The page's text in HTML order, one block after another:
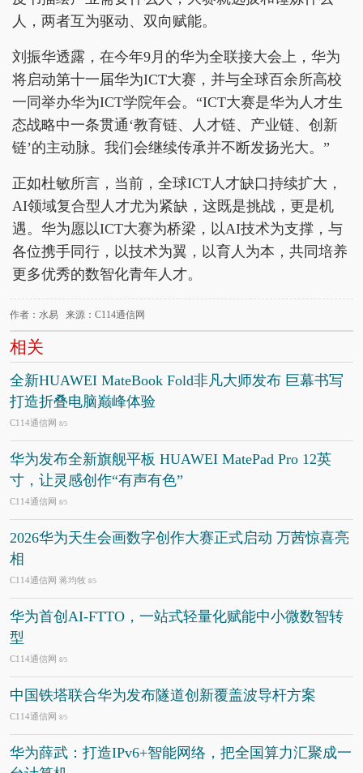
人，两者互为驱动、双向赋能。
刘振华透露，在今年9月的华为全联接大会上，华为
将启动第十一届华为ICT大赛，并与全球百余所高校
一同举办华为ICT学院年会。“ICT大赛是华为人才生
态战略中一条贯通‘教育链、人才链、产业链、创新
链’的主动脉。我们会继续传承并不断发扬光大。”
正如杜敏所言，当前，全球ICT人才缺口持续扩大，
AI领域复合型人才尤为紧缺，这既是挑战，更是机
遇。华为愿以ICT大赛为桥梁，以AI技术为支撑，与
各位携手同行，以技术为翼，以育人为本，共同培养
更多优秀的数智化青年人才。
作者：水易 来源：C114通信网
相关
全新HUAWEI MateBook Fold非凡大师发布 巨幕书写
打造折叠电脑巅峰体验
C114通信网 8/5
华为发布全新旗舰平板 HUAWEI MatePad Pro 12英
寸，让灵感创作“有声有色”
C114通信网 8/5
2026华为天生会画数字创作大赛正式启动 万茜惊喜亮
相
C114通信网 蒋均牧 8/5
华为首创AI-FTTO，一站式轻量化赋能中小微数智转
型
C114通信网 8/5
中国铁塔联合华为发布隧道创新覆盖波导杆方案
C114通信网 8/5
华为薛武：打造IPv6+智能网络，把全国算力汇聚成一